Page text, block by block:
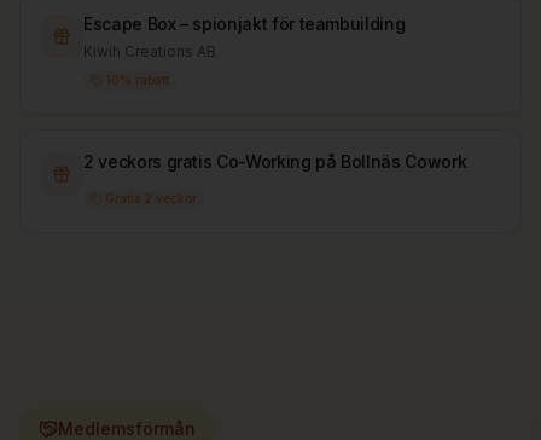
Escape Box – spionjakt för teambuilding
Kiwih Creations AB
10% rabatt
2 veckors gratis Co-Working på Bollnäs Cowork
Gratis 2 veckor
Medlemsförmån